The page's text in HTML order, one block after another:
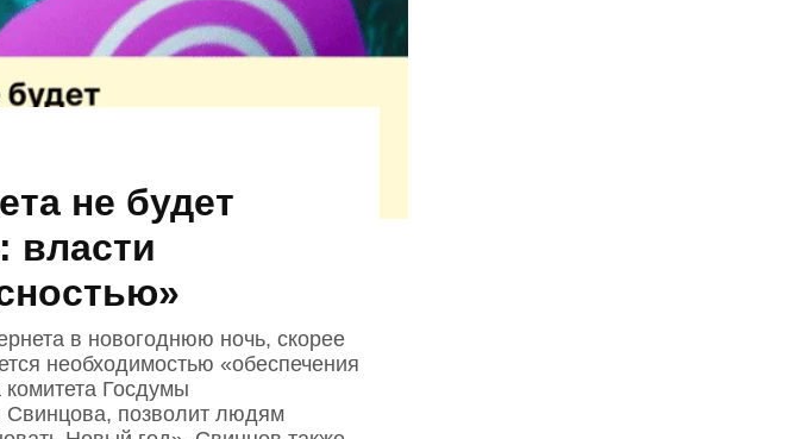
не будет
власти
в новогоднюю ночь, скорее
необходимостью «обеспечения
Госдумы
позволит людям